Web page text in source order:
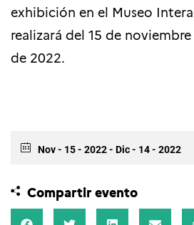
exhibición en el Museo
realizará del 15 de
de 2022.
Nov - 15 - 2022- Dic - 14 - 2022
Compartir evento